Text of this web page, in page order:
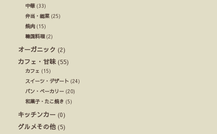
中華(33)
弁当・総菜 (25)
焼肉 (15)
韓国料理(2)
オーガニック (2)
カフェ・甘味(55)
カフェ (15)
スイーツ・デザート (24)
パン・ベーカリー (20)
和菓子・たこ焼き (5)
キッチンカー (0)
グルメその他 (5)